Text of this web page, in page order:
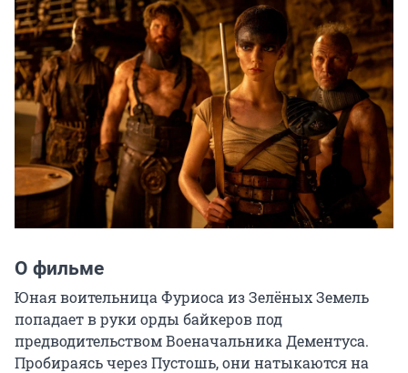
О фильме
Юная воительница Фуриоса из Зелёных Земель
попадает в руки орды байкеров под
предводительством Военачальника Дементуса.
Пробираясь через Пустошь, они натыкаются на